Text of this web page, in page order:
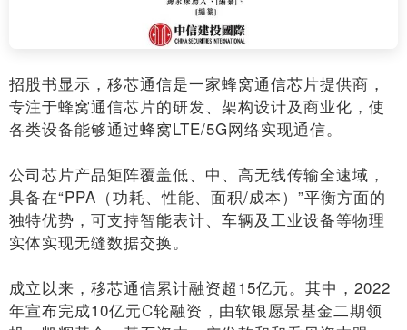
招股书显示，移芯通信是一家蜂窝通信芯片提供商，
专注于蜂窝通信芯片的研发、架构设计及商业化，使
各类设备能够通过蜂窝LTE/5G网络实现通信。
公司芯片产品矩阵覆盖低、中、高无线传输全速域，
具备在“PPA（功耗、性能、面积/成本）”平衡方面的
独特优势，可支持智能表计、车辆及工业设备等物理
实体实现无缝数据交换。
成立以来，移芯通信累计融资超15亿元。其中，2022
年宣布完成10亿元C轮融资，由软银愿景基金二期领